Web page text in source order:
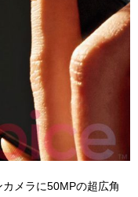
メラに50MPの超広角